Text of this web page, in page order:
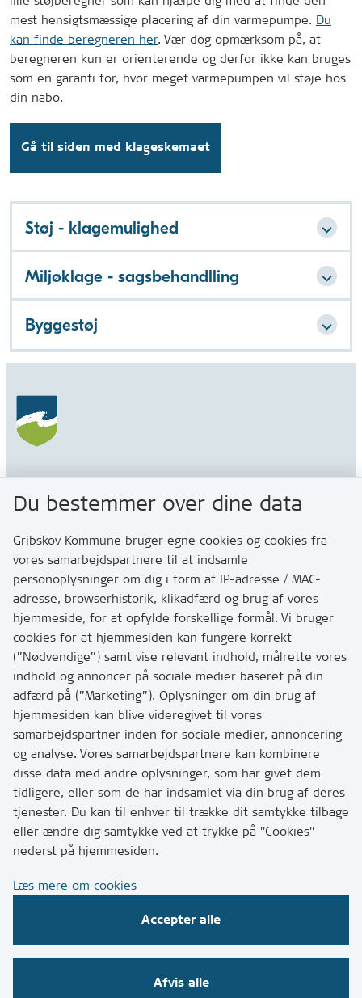
mest hensigtsmæssige placering af din varmepumpe. Du
kan finde beregneren her. Vær dog opmærksom på, at
beregneren kun er orienterende og derfor ikke kan bruges
som en garanti for, hvor meget varmepumpen vil støje hos
din nabo.
Gå til siden med klageskemaet
Støj - klagemulighed
Miljøklage - sagsbehandlling
Byggestøj
Gribskov Kommune
3200 Helsinge
Kontakt
Skriv til os via Digital Post
Har du brug for at komme i kontakt med os? Se her
hvordan
Tip os om huller i vejen eller andet
T:7249 6000
Bemærk: vi har mange opkald mellem kl. 10 og 11
Links
Tilgængelighedserklæring
Cookies
CVR, EAN og betaling
Følg os på sociale medier
Du bestemmer over dine data
Gribskov Kommune bruger egne cookies og cookies fra
vores samarbejdspartnere til at indsamle
personoplysninger om dig i form af IP-adresse / MAC-
adresse, browserhistorik, klikadfærd og brug af vores
hjemmeside, for at opfylde forskellige formål. Vi bruger
cookies for at hjemmesiden kan fungere korrekt
(”Nødvendige”) samt vise relevant indhold, målrette vores
indhold og annoncer på sociale medier baseret på din
adfærd på (”Marketing”). Oplysninger om din brug af
hjemmesiden kan blive videregivet til vores
samarbejdspartner inden for sociale medier, annoncering
og analyse. Vores samarbejdspartnere kan kombinere
disse data med andre oplysninger, som har givet dem
tidligere, eller som de har indsamlet via din brug af deres
tjenester. Du kan til enhver til trække dit samtykke tilbage
eller ændre dig samtykke ved at trykke på ”Cookies”
nederst på hjemmesiden.
Læs mere om cookies
Accepter alle
Afvis alle